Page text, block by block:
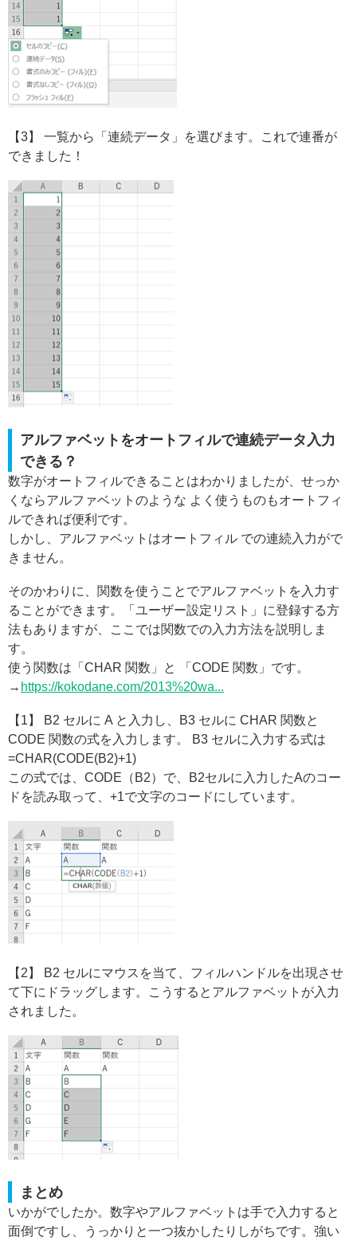
【3】 一覧から「連続データ」を選びます。これで連番が
できました！
アルファベットをオートフィルで連続データ入力
できる？
数字がオートフィルできることはわかりましたが、せっか
くならアルファベットのような よく使うものもオートフィ
ルできれば便利です。
しかし、アルファベットはオートフィル での連続入力がで
きません。
そのかわりに、関数を使うことでアルファベットを入力す
ることができます。「ユーザー設定リスト」に登録する方
法もありますが、ここでは関数での入力方法を説明しま
す。
使う関数は「CHAR 関数」と 「CODE 関数」です。
→ https://kokodane.com/2013%20wa...
【1】 B2 セルに A と入力し、B3 セルに CHAR 関数と
CODE 関数の式を入力します。 B3 セルに入力する式は
=CHAR(CODE(B2)+1)
この式では、CODE（B2）で、B2セルに入力したAのコー
ドを読み取って、+1で文字のコードにしています。
【2】 B2 セルにマウスを当て、フィルハンドルを出現させ
て下にドラッグします。こうするとアルファベットが入力
されました。
まとめ
いかがでしたか。数字やアルファベットは手で入力すると
面倒ですし、うっかりと一つ抜かしたりしがちです。強い